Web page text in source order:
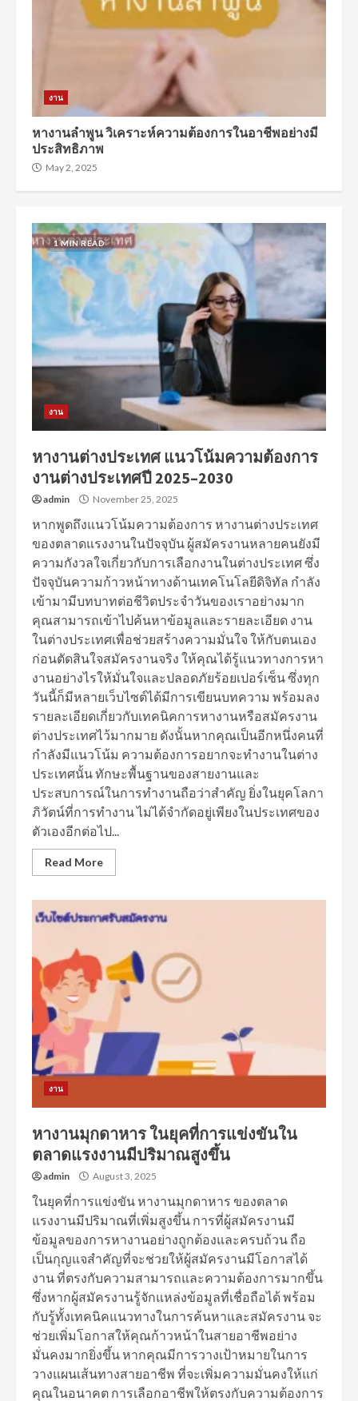
งาน
หางานลำพูน วิเคราะห์ความต้องการในอาชีพอย่างมี
ประสิทธิภาพ
May 2, 2025
1 MIN READ
งาน
หางานต่างประเทศ แนวโน้มความต้องการ
งานต่างประเทศปี 2025–2030
admin November 25, 2025
หากพูดถึงแนวโน้มความต้องการ หางานต่างประเทศ
ของตลาดแรงงานในปัจจุบัน ผู้สมัครงานหลายคนยังมี
ความกังวลใจเกี่ยวกับการเลือกงานในต่างประเทศ ซึ่ง
ปัจจุบันความก้าวหน้าทางด้านเทคโนโลยีดิจิทัล กำลัง
เข้ามามีบทบาทต่อชีวิตประจำวันของเราอย่างมาก
คุณสามารถเข้าไปค้นหาข้อมูลและรายละเอียด งาน
ในต่างประเทศเพื่อช่วยสร้างความมั่นใจ ให้กับตนเอง
ก่อนตัดสินใจสมัครงานจริง ให้คุณได้รู้แนวทางการหา
งานอย่างไรให้มั่นใจและปลอดภัยร้อยเปอร์เซ็น ซึ่งทุก
วันนี้ก็มีหลายเว็บไซต์ได้มีการเขียนบทความ พร้อมลง
รายละเอียดเกี่ยวกับเทคนิคการหางานหรือสมัครงาน
ต่างประเทศไว้มากมาย ดังนั้นหากคุณเป็นอีกหนึ่งคนที่
กำลังมีแนวโน้ม ความต้องการอยากจะทำงานในต่าง
ประเทศนั้น ทักษะพื้นฐานของสายงานและ
ประสบการณ์ในการทำงานถือว่าสำคัญ ยิ่งในยุคโลกา
ภิวัตน์ที่การทำงาน ไม่ได้จำกัดอยู่เพียงในประเทศของ
ตัวเองอีกต่อไป...
Read More
งาน
หางานมุกดาหาร ในยุคที่การแข่งขันใน
ตลาดแรงงานมีปริมาณสูงขึ้น
admin August 3, 2025
ในยุคที่การแข่งขัน หางานมุกดาหาร ของตลาด
แรงงานมีปริมาณที่เพิ่มสูงขึ้น การที่ผู้สมัครงานมี
ข้อมูลของการหางานอย่างถูกต้องและครบถ้วน ถือ
เป็นกุญแจสำคัญที่จะช่วยให้ผู้สมัครงานมีโอกาสได้
งาน ที่ตรงกับความสามารถและความต้องการมากขึ้น
ซึ่งหากผู้สมัครงานรู้จักแหล่งข้อมูลที่เชื่อถือได้ พร้อม
กับรู้ทั้งเทคนิคแนวทางในการค้นหาและสมัครงาน จะ
ช่วยเพิ่มโอกาสให้คุณก้าวหน้าในสายอาชีพอย่าง
มั่นคงมากยิ่งขึ้น หากคุณมีการวางเป้าหมายในการ
วางแผนเส้นทางสายอาชีพ ที่จะเพิ่มความมั่นคงให้แก่
คุณในอนาคต การเลือกอาชีพให้ตรงกับความต้องการ